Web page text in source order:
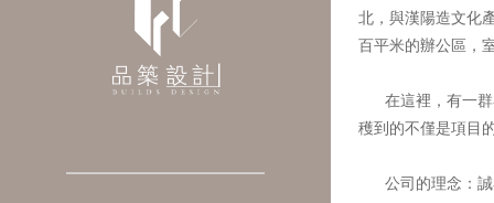
北，與漢陽造文化
百平米的辦公區，
在這裡，有一群
穫到的不僅是項目
公司的理念：誠